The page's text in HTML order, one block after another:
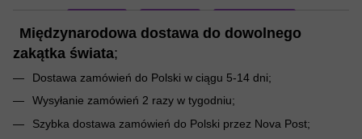
Międzynarodowa dostawa do dowolnego
zakątka świata;
Dostawa zamówień do Polski w ciągu 5-14 dni;
Wysyłanie zamówień 2 razy w tygodniu;
Szybka dostawa zamówień do Polski przez Nova Post;